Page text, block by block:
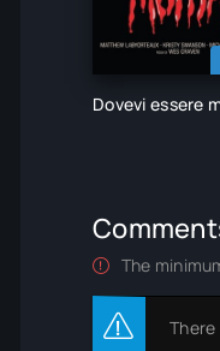
Dovevi essere
The